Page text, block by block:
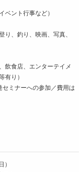
ベント行事など）
り、釣り、映画、写真、
飲食店、エンターテイメ
有り）
ミナーへの参加／費用は